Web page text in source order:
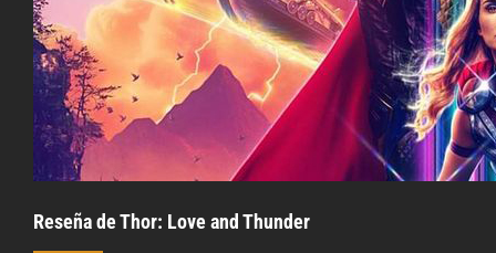
Reseña de Thor: Love and Thunder